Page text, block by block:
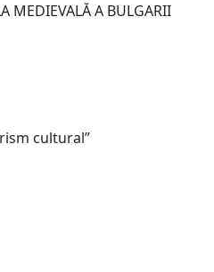
MEDIEVALĂ A BULGARII
cultural”